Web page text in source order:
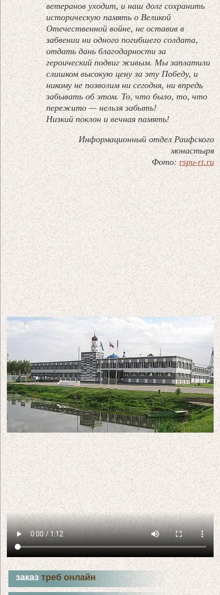
ветеранов уходит, и наш долг сохранить
историческую память о Великой
Отечественной войне, не оставив в
забвении ни одного погибшего солдата,
отдать дань благодарности за
героический подвиг живым. Мы заплатили
слишком высокую цену за эту Победу, и
никому не позволим ни сегодня, ни впредь
забывать об этом. То, что было, то, что
пережито — нельзя забыть!
Низкий поклон и вечная память!
Информационный отдел Раифского
монастыря
Фото:rspu-rt.ru
заказтреб онлайн